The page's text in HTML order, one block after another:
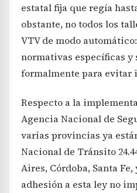
estatal fija que regía
obstante, no todos los
VTV de modo
normativas específicas
formalmente para evitar
Respecto a la
Agencia Nacional de
varias provincias ya
Nacional de Tránsito
Aires, Córdoba, Santa
adhesión a esta ley no